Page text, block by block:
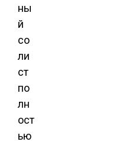
ны
й
со
ли
ст
по
лн
ост
ью